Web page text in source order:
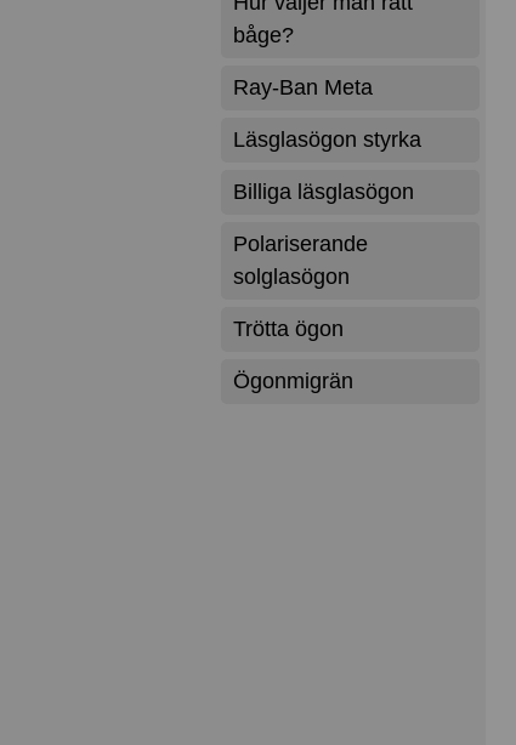
båge?
Ray-Ban Meta
Läsglasögon styrka
Billiga läsglasögon
Polariserande
solglasögon
Trötta ögon
Ögonmigrän